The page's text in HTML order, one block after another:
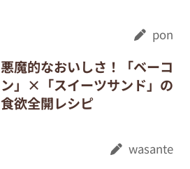
pon
悪魔的なおいしさ！「ベーコ
ン」×「スイーツサンド」の
食欲全開レシピ
wasante